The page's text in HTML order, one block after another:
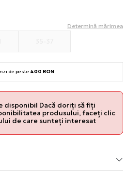
Determină mărimea
de peste 400 RON
disponibil Dacă doriți să fiți
produsului, faceți clic
de care sunteți interesat